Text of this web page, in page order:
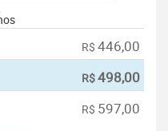
R$ 446,00
R$498,00
R$ 597,00